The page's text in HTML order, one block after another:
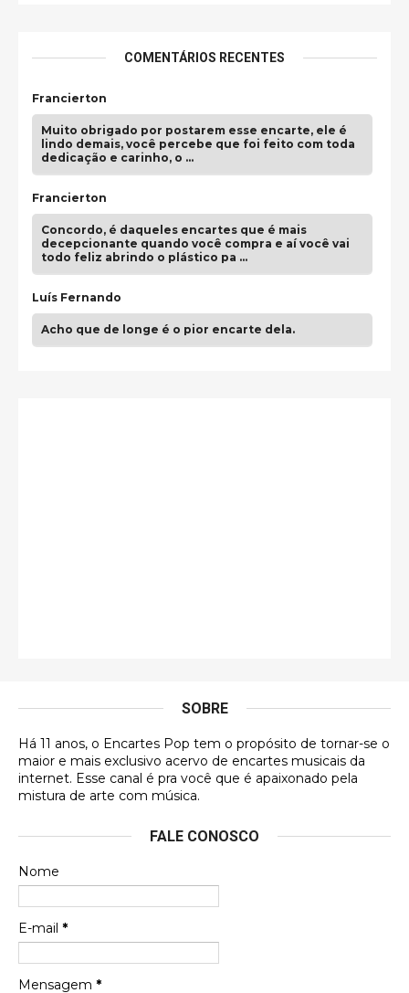
COMENTÁRIOS RECENTES
Francierton
Muito obrigado por postarem esse encarte, ele é
lindo demais, você percebe que foi feito com toda
dedicação e carinho, o …
Francierton
Concordo, é daqueles encartes que é mais
decepcionante quando você compra e aí você vai
todo feliz abrindo o plástico pa …
Luís Fernando
Acho que de longe é o pior encarte dela.
DVD MIDINHO
Francierton
futuras aquisições, e olhando o encarte aqui, me
Francierton
Espero que tenham sentido minha falta, informo
que estou de volta para trazer mais contribuições
SOBRE
Há 11 anos, o Encartes Pop tem o propósito de tornar-se o
maior e mais exclusivo acervo de encartes musicais da
internet. Esse canal é pra você que é apaixonado pela
mistura de arte com música.
FALE CONOSCO
Nome
E-mail *
Mensagem *